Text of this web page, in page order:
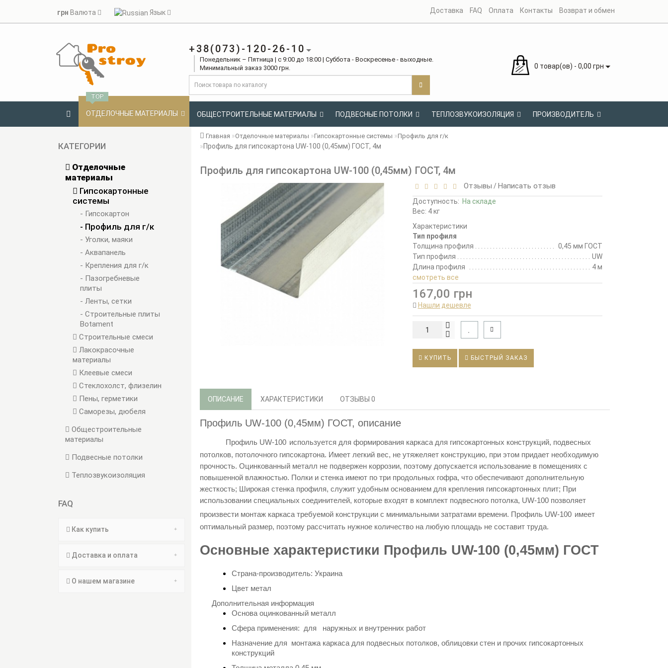
грн Валюта Язык Доставка FAQ Оплата Контакты Возврат и обмен
+38(073)-120-26-10
Понедельник – Пятница | с 9:00 до 18:00 | Суббота - Воскресенье - выходные.
Минимальный заказ 3000 грн.
0 товар(ов) - 0,00 грн
ОТДЕЛОЧНЫЕ МАТЕРИАЛЫ
TOP
ОБЩЕСТРОИТЕЛЬНЫЕ МАТЕРИАЛЫ ПОДВЕСНЫЕ ПОТОЛКИ ТЕПЛОЗВУКОИЗОЛЯЦИЯ ПРОИЗВОДИТЕЛЬ
КАТЕГОРИИ
Отделочные
материалы
Гипсокартонные
системы
- Гипсокартон
- Профиль для г/к
- Уголки, маяки
- Аквапанель
- Крепления для г/к
- Пазогребневые
плиты
- Ленты, сетки
- Строительные плиты
Botament
Строительные смеси
Лакокрасочные
материалы
Клеевые смеси
Стеклохолст, флизелин
Пены, герметики
Саморезы, дюбеля
Общестроительные
материалы
Подвесные потолки
Теплозвукоизоляция
FAQ
Как купить
Доставка и оплата
О нашем магазине
Главная Отделочные материалы Гипсокартонные системы Профиль для г/к
Профиль для гипсокартона UW-100 (0,45мм) ГОСТ, 4м
Профиль для гипсокартона UW-100 (0,45мм) ГОСТ, 4м
Отзывы / Написать отзыв
Доступность: На складе
Вес: 4 кг
Характеристики
Тип профиля
Толщина профиля
0,45 мм ГОСТ
Тип профиля
UW
Длина профиля
4 м
смотреть все
167,00 грн
Нашли дешевле
КУПИТЬ БЫСТРЫЙ ЗАКАЗ
ОПИСАНИЕ ХАРАКТЕРИСТИКИ ОТЗЫВЫ 0
Профиль UW-100 (0,45мм) ГОСТ, описание
Профиль UW-100 используется для формирования каркаса для гипсокартонных конструкций, подвесных
потолков, потолочного гипсокартона. Имеет легкий вес, не утяжеляет конструкцию, при этом придает необходимую
прочность. Оцинкованный металл не подвержен коррозии, поэтому допускается использование в помещениях с
повышенной влажностью. Полки и стенка имеют по три продольных гофра, что обеспечивают дополнительную
жесткость; Широкая стенка профиля, служит удобным основанием для крепления гипсокартонных плит; При
использовании специальных соединителей, которые входят в комплект подвесного потолка, UW-100 позволяет
произвести монтаж каркаса требуемой конструкции с минимальными затратами времени. Профиль UW-100 имеет
оптимальный размер, поэтому рассчитать нужное количество на любую площадь не составит труда.
Основные характеристики Профиль UW-100 (0,45мм) ГОСТ
Страна-производитель: Украина
Цвет метал
Дополнительная информация
Основа оцинкованный металл
Сфера применения: для наружных и внутренних работ
Назначение для монтажа каркаса для подвесных потолков, облицовки стен и прочих гипсокартонных
конструкций